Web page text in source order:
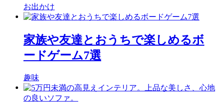
お出かけ
家族や友達とおうちで楽しめるボ
ードゲーム7選
趣味